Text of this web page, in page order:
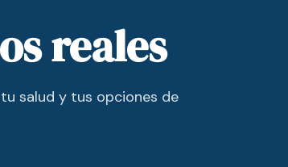
reales
salud y tus opciones de